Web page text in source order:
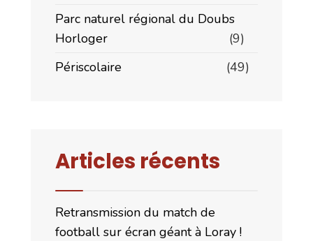
Parc naturel régional du Doubs
Horloger
(9)
Périscolaire
(49)
Articles récents
Retransmission du match de
football sur écran géant à Loray !